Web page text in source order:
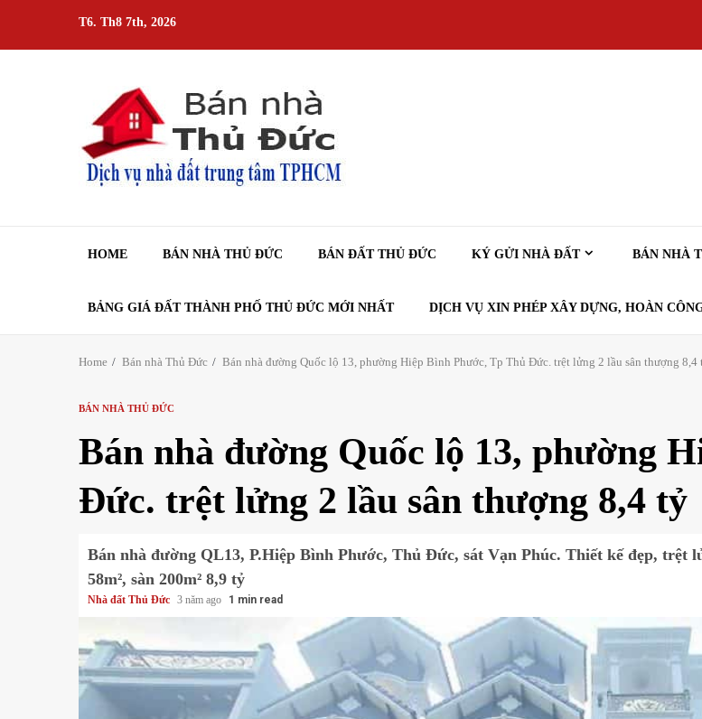
content
T6. Th8 7th, 2026
HOME BÁN NHÀ THỦ ĐỨC BÁN ĐẤT THỦ ĐỨC KÝ GỬI NHÀ ĐẤT BÁN NHÀ
BẢNG GIÁ ĐẤT THÀNH PHỐ THỦ ĐỨC MỚI NHẤT DỊCH VỤ XIN PHÉP XÂY DỰNG, HOÀN
Home Bán nhà Thủ Đức Bán nhà đường Quốc lộ 13, phường Hiệp Bình Phước, Tp Thủ Đức. trệt lửng 2 lầu sân thượng 8,4
BÁN NHÀ THỦ ĐỨC
Bán nhà đường Quốc lộ 13, phường
Đức. trệt lửng 2 lầu sân thượng 8,4 tỷ
Bán nhà đường QL13, P.Hiệp Bình Phước, Thủ Đức, sát Vạn Phúc. Thiết kế đẹp, trệt
58m², sàn 200m² 8,9 tỷ
Nhà đất Thủ Đức 3 năm ago 1 min read